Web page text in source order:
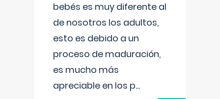
bebés es muy diferente al
de nosotros los adultos,
esto es debido a un
proceso de maduración,
es mucho más
apreciable en los p...